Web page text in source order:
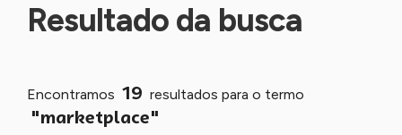
Resultado da busca
Encontramos 19 resultados para o termo
"marketplace"